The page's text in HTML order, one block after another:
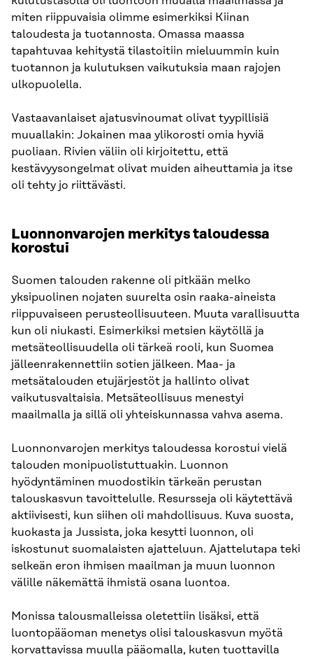
miten riippuvaisia olimme esimerkiksi Kiinan
taloudesta ja tuotannosta. Omassa maassa
tapahtuvaa kehitystä tilastoitiin mieluummin kuin
tuotannon ja kulutuksen vaikutuksia maan rajojen
ulkopuolella.
Vastaavanlaiset ajatusvinoumat olivat tyypillisiä
muuallakin: Jokainen maa ylikorosti omia hyviä
puoliaan. Rivien väliin oli kirjoitettu, että
kestävyysongelmat olivat muiden aiheuttamia ja itse
oli tehty jo riittävästi.
Luonnonvarojen merkitys taloudessa
korostui
Suomen talouden rakenne oli pitkään melko
yksipuolinen nojaten suurelta osin raaka-aineista
riippuvaiseen perusteollisuuteen. Muuta varallisuutta
kun oli niukasti. Esimerkiksi metsien käytöllä ja
metsäteollisuudella oli tärkeä rooli, kun Suomea
jälleenrakennettiin sotien jälkeen. Maa- ja
metsätalouden etujärjestöt ja hallinto olivat
vaikutusvaltaisia. Metsäteollisuus menestyi
maailmalla ja sillä oli yhteiskunnassa vahva asema.
Luonnonvarojen merkitys taloudessa korostui vielä
talouden monipuolistuttuakin. Luonnon
hyödyntäminen muodostikin tärkeän perustan
talouskasvun tavoittelulle. Resursseja oli käytettävä
aktiivisesti, kun siihen oli mahdollisuus. Kuva suosta,
kuokasta ja Jussista, joka kesytti luonnon, oli
iskostunut suomalaisten ajatteluun. Ajattelutapa teki
selkeän eron ihmisen maailman ja muun luonnon
välille näkemättä ihmistä osana luontoa.
Monissa talousmalleissa oletettiin lisäksi, että
luontopääoman menetys olisi talouskasvun myötä
korvattavissa muulla pääomalla, kuten tuottavilla